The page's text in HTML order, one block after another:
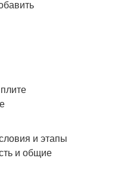
и этапы
и общие